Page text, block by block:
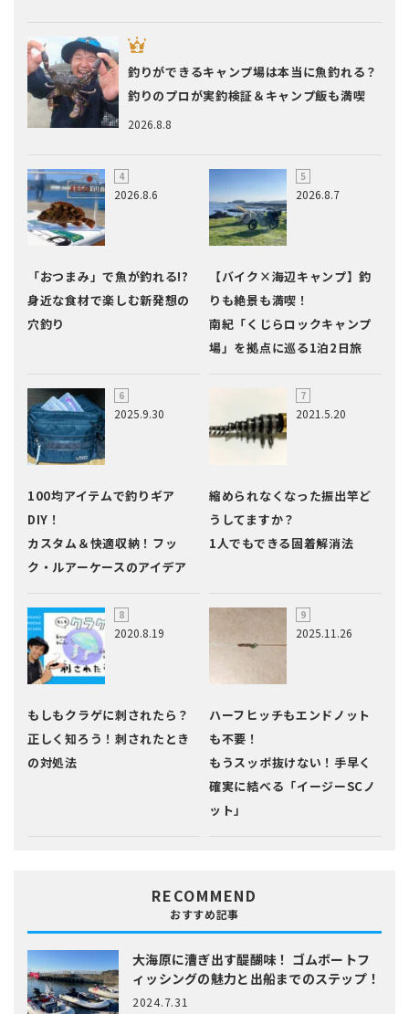
2026.8.8
釣りができるキャンプ場は本当に魚釣れる？
釣りのプロが実釣検証＆キャンプ飯も満喫
2026.8.6
「おつまみ」で魚が釣れる!?
身近な食材で楽しむ新発想の
穴釣り
2026.8.7
【バイク×海辺キャンプ】釣
りも絶景も満喫！
南紀「くじらロックキャンプ
場」を拠点に巡る1泊2日旅
2025.9.30
100均アイテムで釣りギア
DIY！
カスタム＆快適収納！フッ
ク・ルアーケースのアイデア
2021.5.20
縮められなくなった振出竿ど
うしてますか？
1人でもできる固着解消法
2020.8.19
もしもクラゲに刺されたら？
正しく知ろう！刺されたとき
の対処法
2025.11.26
ハーフヒッチもエンドノット
も不要！
もうスッポ抜けない！手早く
確実に結べる「イージーSCノ
ット」
RECOMMEND
おすすめ記事
大海原に漕ぎ出す醍醐味！ ゴムボートフ
ィッシングの魅力と出船までのステップ！
2024.7.31